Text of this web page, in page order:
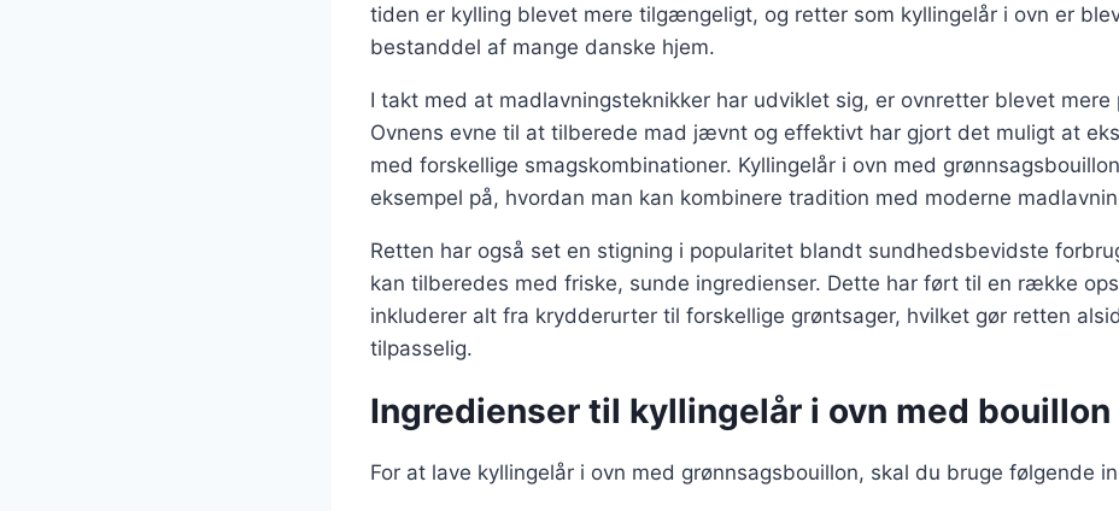
tiden er kylling blevet mere tilgængeligt, og retter som kyllingelår i ovn er
bestanddel af mange danske hjem.
I takt med at madlavningsteknikker har udviklet sig, er ovnretter blevet
Ovnens evne til at tilberede mad jævnt og effektivt har gjort det muligt at
med forskellige smagskombinationer. Kyllingelår i ovn med
eksempel på, hvordan man kan kombinere tradition med moderne
Retten har også set en stigning i popularitet blandt sundhedsbevidste
kan tilberedes med friske, sunde ingredienser. Dette har ført til en række
inkluderer alt fra krydderurter til forskellige grøntsager, hvilket gør retten
tilpasselig.
Ingredienser til kyllingelår i ovn med bouillon
For at lave kyllingelår i ovn med grønnsagsbouillon, skal du bruge følgende